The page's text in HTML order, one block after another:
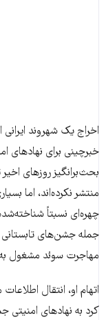
اخراج یک شهروند
خبرچینی برای نهادهای
بحث‌برانگیز روزهای
منتشر نکرده‌اند، اما
چهره‌ای نسبتاً
جمله جشن‌های تابستانی
مهاجرت سوئد مشغول
اتهام او، انتقال
کرد به نهادهای